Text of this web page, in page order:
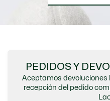
PEDIDOS Y
Aceptamos devoluciones
recepción del pedido